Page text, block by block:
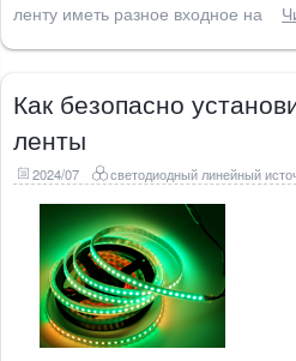
ленту иметь разное входное на
Как безопасно
ленты
2024/07 светодиодный линейный